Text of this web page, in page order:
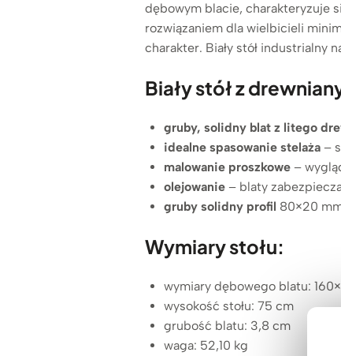
dębowym blacie, charakteryzuje
rozwiązaniem dla wielbicieli
charakter. Biały stół industrialny
Biały stół z
gruby, solidny blat z litego
idealne spasowanie stelaża –
malowanie proszkowe –
olejowanie – blaty
gruby solidny profil 80×20
Wymiary stołu:
wymiary dębowego blatu:
wysokość stołu: 75 cm
grubość blatu: 3,8 cm
waga: 52,10 kg